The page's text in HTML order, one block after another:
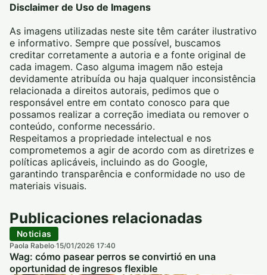
Disclaimer de Uso de Imagens
As imagens utilizadas neste site têm caráter ilustrativo
e informativo. Sempre que possível, buscamos
creditar corretamente a autoria e a fonte original de
cada imagem. Caso alguma imagem não esteja
devidamente atribuída ou haja qualquer inconsistência
relacionada a direitos autorais, pedimos que o
responsável entre em contato conosco para que
possamos realizar a correção imediata ou remover o
conteúdo, conforme necessário.
Respeitamos a propriedade intelectual e nos
comprometemos a agir de acordo com as diretrizes e
políticas aplicáveis, incluindo as do Google,
garantindo transparência e conformidade no uso de
materiais visuais.
Publicaciones relacionadas
Noticias
Paola Rabelo·15/01/2026 17:40
Wag: cómo pasear perros se convirtió en una
oportunidad de ingresos flexible